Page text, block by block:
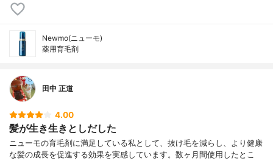
Newmo(ニューモ)
薬用育毛剤
田中 正道
4.00
髪が生き生きとしだした
ニューモの育毛剤に満足している私として、抜け毛を減らし、より健康
な髪の成長を促進する効果を実感しています。数ヶ月間使用したとこ